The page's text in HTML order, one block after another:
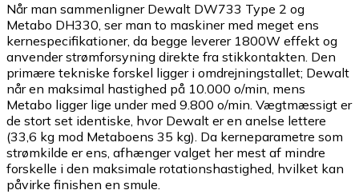
Når man sammenligner Dewalt DW733 Type 2 og
Metabo DH330, ser man to maskiner med meget ens
kernespecifikationer, da begge leverer 1800W effekt og
anvender strømforsyning direkte fra stikkontakten. Den
primære tekniske forskel ligger i omdrejningstallet; Dewalt
når en maksimal hastighed på 10.000 o/min, mens
Metabo ligger lige under med 9.800 o/min. Vægtmæssigt er
de stort set identiske, hvor Dewalt er en anelse lettere
(33,6 kg mod Metaboens 35 kg). Da kerneparametre som
strømkilde er ens, afhænger valget her mest af mindre
forskelle i den maksimale rotationshastighed, hvilket kan
påvirke finishen en smule.